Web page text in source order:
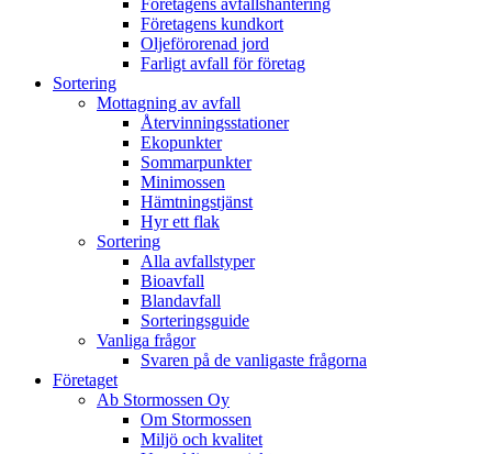
Företagens kundkort
Oljeförorenad jord
Farligt avfall för företag
Sortering
Mottagning av avfall
Återvinningsstationer
Ekopunkter
Sommarpunkter
Minimossen
Hämtningstjänst
Hyr ett flak
Sortering
Alla avfallstyper
Bioavfall
Blandavfall
Sorteringsguide
Vanliga frågor
Svaren på de vanligaste frågorna
Företaget
Ab Stormossen Oy
Om Stormossen
Miljö och kvalitet